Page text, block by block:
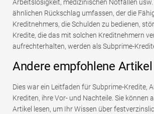
Arbeitslosigkeit, medizinischen Notfällen usw.
ähnlichen Rückschlag umfassen, der die
Kreditnehmers, die Schulden zu bedienen,
Kredite, die das mit solchen Kreditnehmern
aufrechterhalten, werden als Subprime-
Andere empfohlene Artikel
Dies war ein Leitfaden für Subprime-Kredite,
Krediten, ihre Vor- und Nachteile. Sie können
Artikel lesen, um Ihr Wissen über